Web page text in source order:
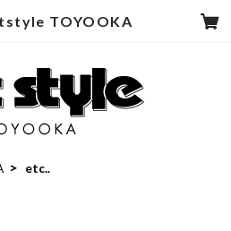
TOYOOKA
etc..